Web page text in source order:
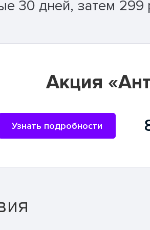
30 дней, затем 299
Акция
Узнать подробности